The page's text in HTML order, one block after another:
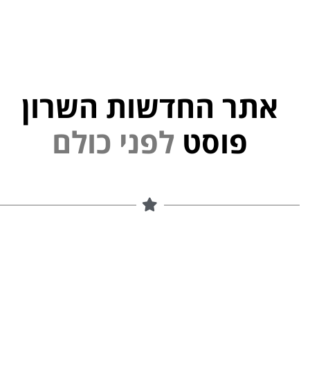
אתר החדשות השרון
פוסט